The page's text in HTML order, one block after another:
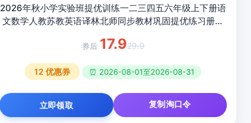
2026年秋小学实验班提优训练一二三四五六年级上下册语
文数学人教苏教英语译林北师同步教材巩固提优练习册资
17.929.9
12 优惠券 ⏰ 2026-08-01至2026-08-31
立即领取 复制淘口令